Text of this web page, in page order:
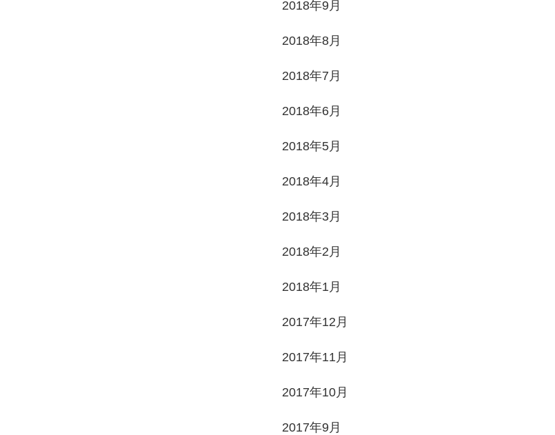
2018年9月
2018年8月
2018年7月
2018年6月
2018年5月
2018年4月
2018年3月
2018年2月
2018年1月
2017年12月
2017年11月
2017年10月
2017年9月